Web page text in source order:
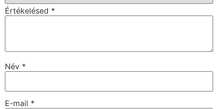
Értékelésed *
Név *
E-mail *